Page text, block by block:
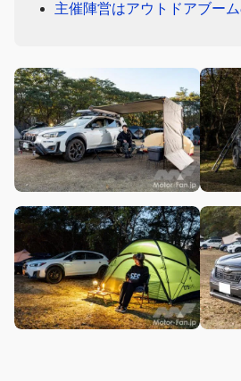
主催陣営はアウトドアブー